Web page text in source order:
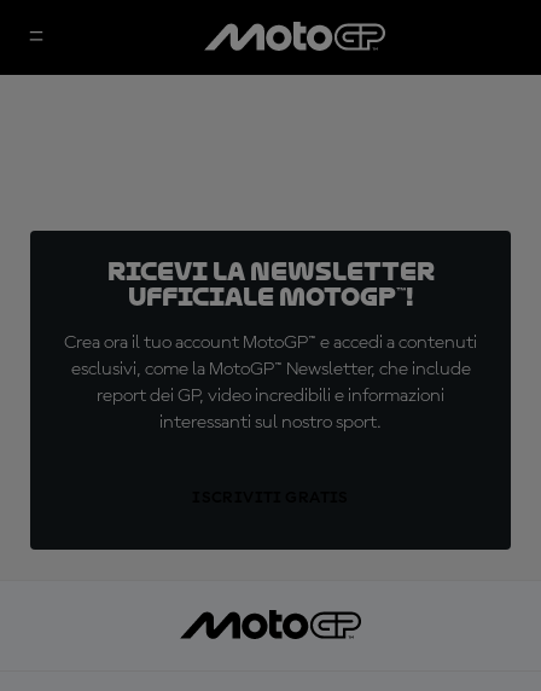
Ricevi la newsletter
ufficiale MotoGP™!
Crea ora il tuo account MotoGP™ e accedi a contenuti
esclusivi, come la MotoGP™ Newsletter, che include
report dei GP, video incredibili e informazioni
interessanti sul nostro sport.